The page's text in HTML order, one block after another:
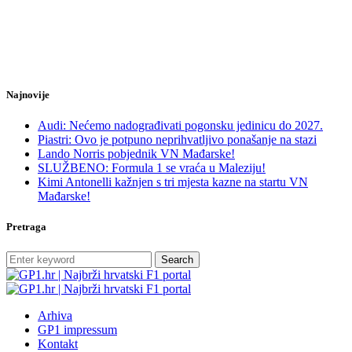
Najnovije
Audi: Nećemo nadograđivati pogonsku jedinicu do 2027.
Piastri: Ovo je potpuno neprihvatljivo ponašanje na stazi
Lando Norris pobjednik VN Mađarske!
SLUŽBENO: Formula 1 se vraća u Maleziju!
Kimi Antonelli kažnjen s tri mjesta kazne na startu VN
Mađarske!
Pretraga
Search
Arhiva
GP1 impressum
Kontakt